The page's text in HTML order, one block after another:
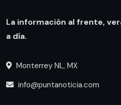
La información al frente,
a día.
Monterrey NL, MX
info@puntanoticia.com